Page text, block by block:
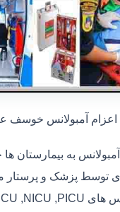
آمبولانس خوسف
به بیمارستان
توسط پزشک و